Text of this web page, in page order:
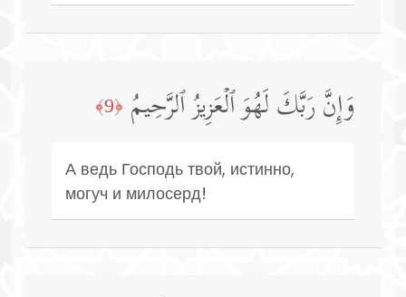
وَإِنَّ رَبَّكَ لَهُوَ ٱلۡعَزِیزُ ٱلرَّحِیمُ ﴿9﴾
А ведь Господь твой, истинно,
могуч и милосерд!